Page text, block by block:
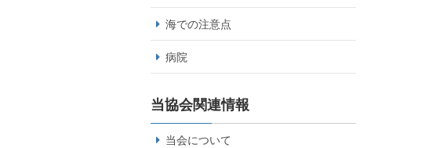
海での注意点
病院
当協会関連情報
当会について